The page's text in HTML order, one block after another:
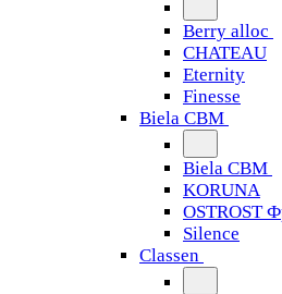
Berry alloc
CHATEAU
Eternity
Finesse
Biela CBM
Biela CBM
KORUNA
OSTROST
Silence
Classen